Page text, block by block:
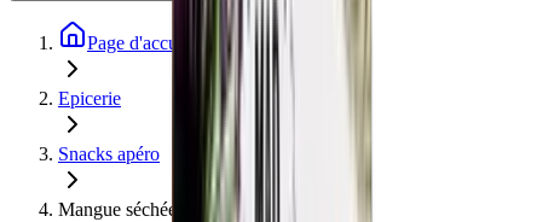
Page d'accueil
Epicerie
Snacks apéro
Mangue séchée 125g BIO